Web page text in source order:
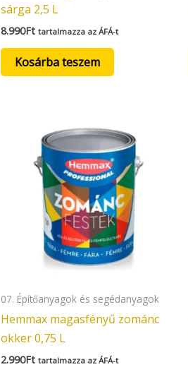
sárga 2,5 L
8.990Ft tartalmazza az ÁFÁ-t
Kosárba teszem
07. Építőanyagok és segédanyagok
Hemmax magasfényű zománc
okker 0,75 L
2.990Ft tartalmazza az ÁFÁ-t